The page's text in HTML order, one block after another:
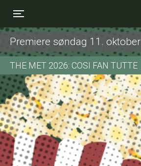
Premiere søndag 11. oktober
THE MET 2026: COSI FAN TUTTE